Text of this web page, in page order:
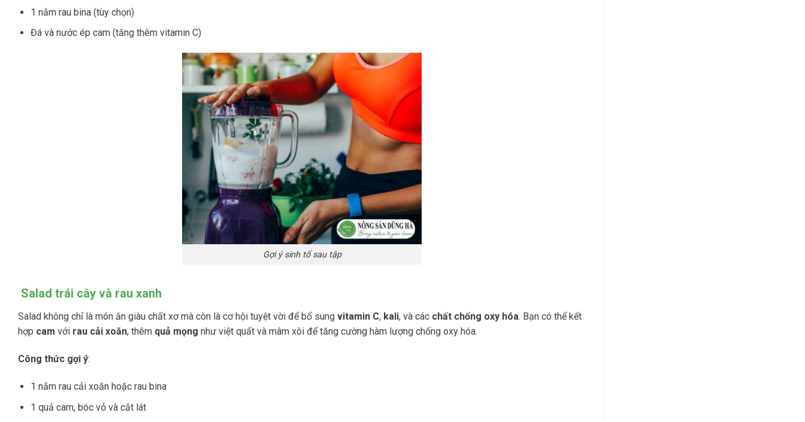
1 nắm rau bina (tùy chọn)
Đá và nước ép cam (tăng thêm vitamin C)
Gợi ý sinh tố sau tập
Salad trái cây và rau xanh
Salad không chỉ là món ăn giàu chất xơ mà còn là cơ hội tuyệt vời để bổ sung vitamin C, kali, và các chất chống oxy hóa. Bạn có thể kết
hợp cam với rau cải xoăn, thêm quả mọng như việt quất và mâm xôi để tăng cường hàm lượng chống oxy hóa.
Công thức gợi ý:
1 nắm rau cải xoăn hoặc rau bina
1 quả cam, bóc vỏ và cắt lát